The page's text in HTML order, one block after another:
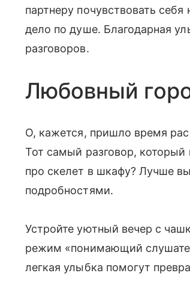
партнеру почувствовать
дело по душе. Благодарная
разговоров.
Любовный
О, кажется, пришло время
Тот самый разговор,
про скелет в шкафу? Лучше
подробностями.
Устройте уютный вечер с
режим «понимающий
легкая улыбка помогут